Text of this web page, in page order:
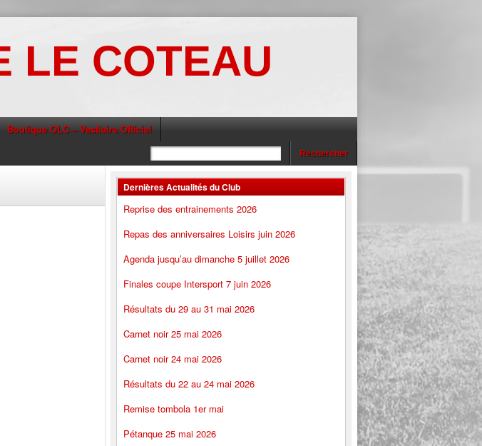
LE COTEAU
Boutique OLC – Vestiaire Officiel
Dernières Actualités du Club
Reprise des entrainements 2026
Repas des anniversaires Loisirs juin 2026
Agenda jusqu’au dimanche 5 juillet 2026
Finales coupe Intersport 7 juin 2026
Résultats du 29 au 31 mai 2026
Carnet noir 25 mai 2026
Carnet noir 24 mai 2026
Résultats du 22 au 24 mai 2026
Remise tombola 1er mai
Pétanque 25 mai 2026